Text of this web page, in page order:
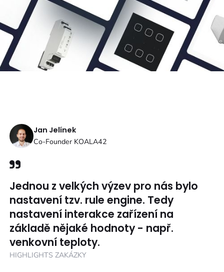
Jan Jelínek
Co-Founder KOALA42
Jednou z velkých výzev pro nás bylo
nastavení tzv. rule engine. Tedy
nastavení interakce zařízení na
základě nějaké hodnoty - např.
venkovní teploty.
HIGHLIGHTS ZAKÁZKY